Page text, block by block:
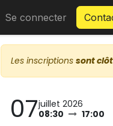
Se connecter
Les inscriptions sont
07juillet 2026
08:30
17:00